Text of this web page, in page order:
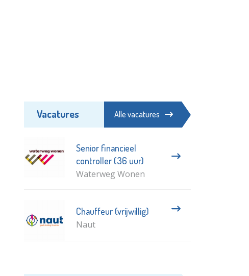
Vacatures Alle vacatures
Senior financieel
controller (36 uur)
Waterweg Wonen
Chauffeur (vrijwillig)
Naut